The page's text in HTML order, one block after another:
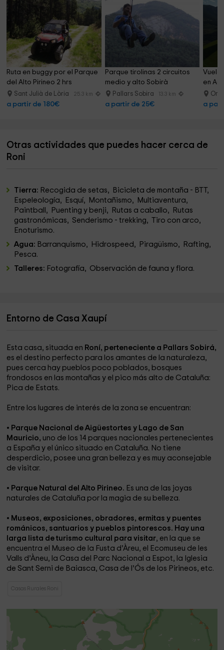
Ruta en buggy por el Parque
del Alto Pirineo 2 hrs
Sant Julià de Lòria 25.3 km
a partir de 180€
Parque tirolinas 2 circuitos
medio y alto Sobirà
Pallars Sobira 13.3 km
a partir de 25€
Vuelo
en
a
Otras actividades que puedes hacer cerca de
Roni
Tierra: Recogida de setas, Bicicleta de montaña - BTT,
Espeleología, Esquí, Montañismo, Multiaventura,
Paintball, Puenting y benji, Rutas a caballo, Rutas
gastronómicas, Senderismo - trekking, Tiro con arco,
Enoturismo.
Agua: Barranquismo, Hidrospeed, Piragüismo, Rafting,
Pesca.
Talleres: Fotografía, Observación de fauna y flora.
Entorno de Casa Xaupí
Esta casa, situada en Roní, perteneciente a Pallars Sobirá,
es el destino perfecto para los amantes de la naturaleza,
pues cerca hay pueblos poco poblados, bosques
frondosos en las montañas y el pico más alto de Cataluña:
Pica de Estats.
Entre los lugares de interés de la zona se encuentran:
• Parque Nacional de Aigüestortes y Lago de San
Mauricio, uno de los 14 parques nacionales pertenecientes
a España y el único situado en Cataluña. No tiene
desperdicio, posee una gran belleza y es muy aconsejable
de visitar.
• Parque Natural del Alto Pirineo. Es una de las joyas
naturales de Cataluña por la magia de su belleza.
• Museos, exposiciones, obradores, ermitas y puentes
románicos, santuarios y pueblos pintorescos. Hay una
larga lista de turismo cultural para visitar, en la que se
encuentra el Museo de la Fusta d’Àreu, el Ecomuseu de les
Valls d’Àneu, la Casa del Parc Nacional a Espot, la Iglesia
de Sant Serni de Baiasca, Casa de l’Ós de los Pirineos, etc.
Casas Rurales Roni